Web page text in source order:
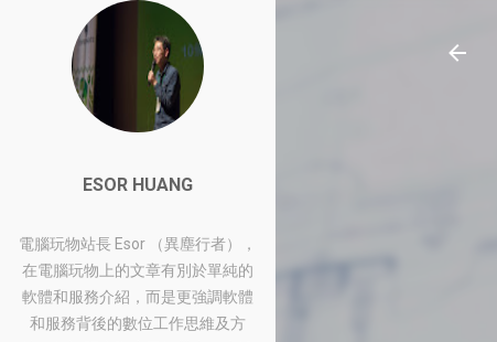
ESOR HUANG
電腦玩物站長 Esor （異塵行者），
在電腦玩物上的文章有別於單純的
軟體和服務介紹，而是更強調軟體
和服務背後的數位工作思維及方